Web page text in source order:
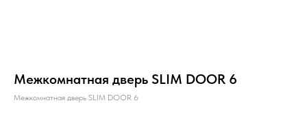
Межкомнатная дверь SLIM DOOR 6
Межкомнатная дверь SLIM DOOR 6